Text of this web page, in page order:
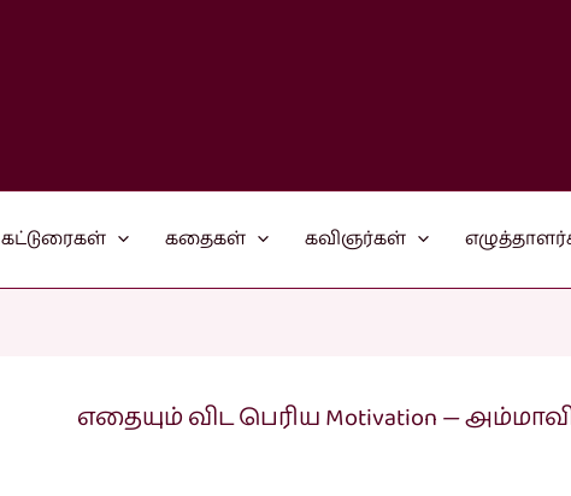
கட்டுரைகள் கதைகள் கவிஞர்கள்
எதையும் விட பெரிய Motivation —